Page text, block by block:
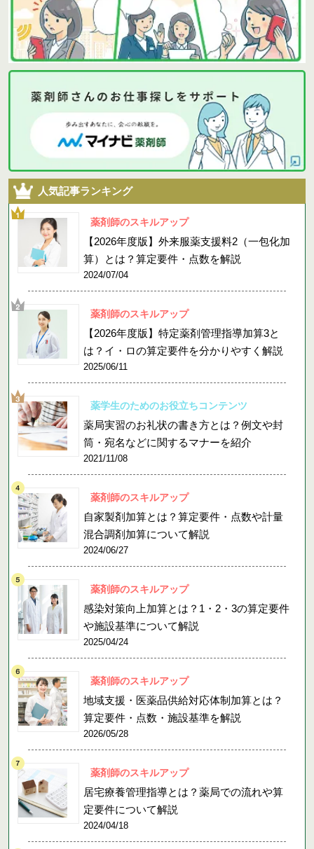
人気記事ランキング
薬剤師のスキルアップ
【2026年度版】外来服薬支援料2（一包化加
算）とは？算定要件・点数を解説
2024/07/04
薬剤師のスキルアップ
【2026年度版】特定薬剤管理指導加算3と
は？イ・ロの算定要件を分かりやすく解説
2025/06/11
薬学生のためのお役立ちコンテンツ
薬局実習のお礼状の書き方とは？例文や封
筒・宛名などに関するマナーを紹介
2021/11/08
薬剤師のスキルアップ
自家製剤加算とは？算定要件・点数や計量
混合調剤加算について解説
2024/06/27
薬剤師のスキルアップ
感染対策向上加算とは？1・2・3の算定要件
や施設基準について解説
2025/04/24
薬剤師のスキルアップ
地域支援・医薬品供給対応体制加算とは？
算定要件・点数・施設基準を解説
2026/05/28
薬剤師のスキルアップ
居宅療養管理指導とは？薬局での流れや算
定要件について解説
2024/04/18